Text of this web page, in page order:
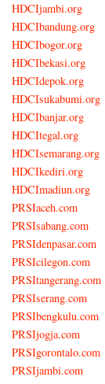
HDCIjambi.org
HDCIbandung.org
HDCIbogor.org
HDCIbekasi.org
HDCIdepok.org
HDCIsukabumi.org
HDCIbanjar.org
HDCItegal.org
HDCIsemarang.org
HDCIkediri.org
HDCImadiun.org
PRSIaceh.com
PRSIsabang.com
PRSIdenpasar.com
PRSIcilegon.com
PRSItangerang.com
PRSIserang.com
PRSIbengkulu.com
PRSIjogja.com
PRSIgorontalo.com
PRSIjambi.com